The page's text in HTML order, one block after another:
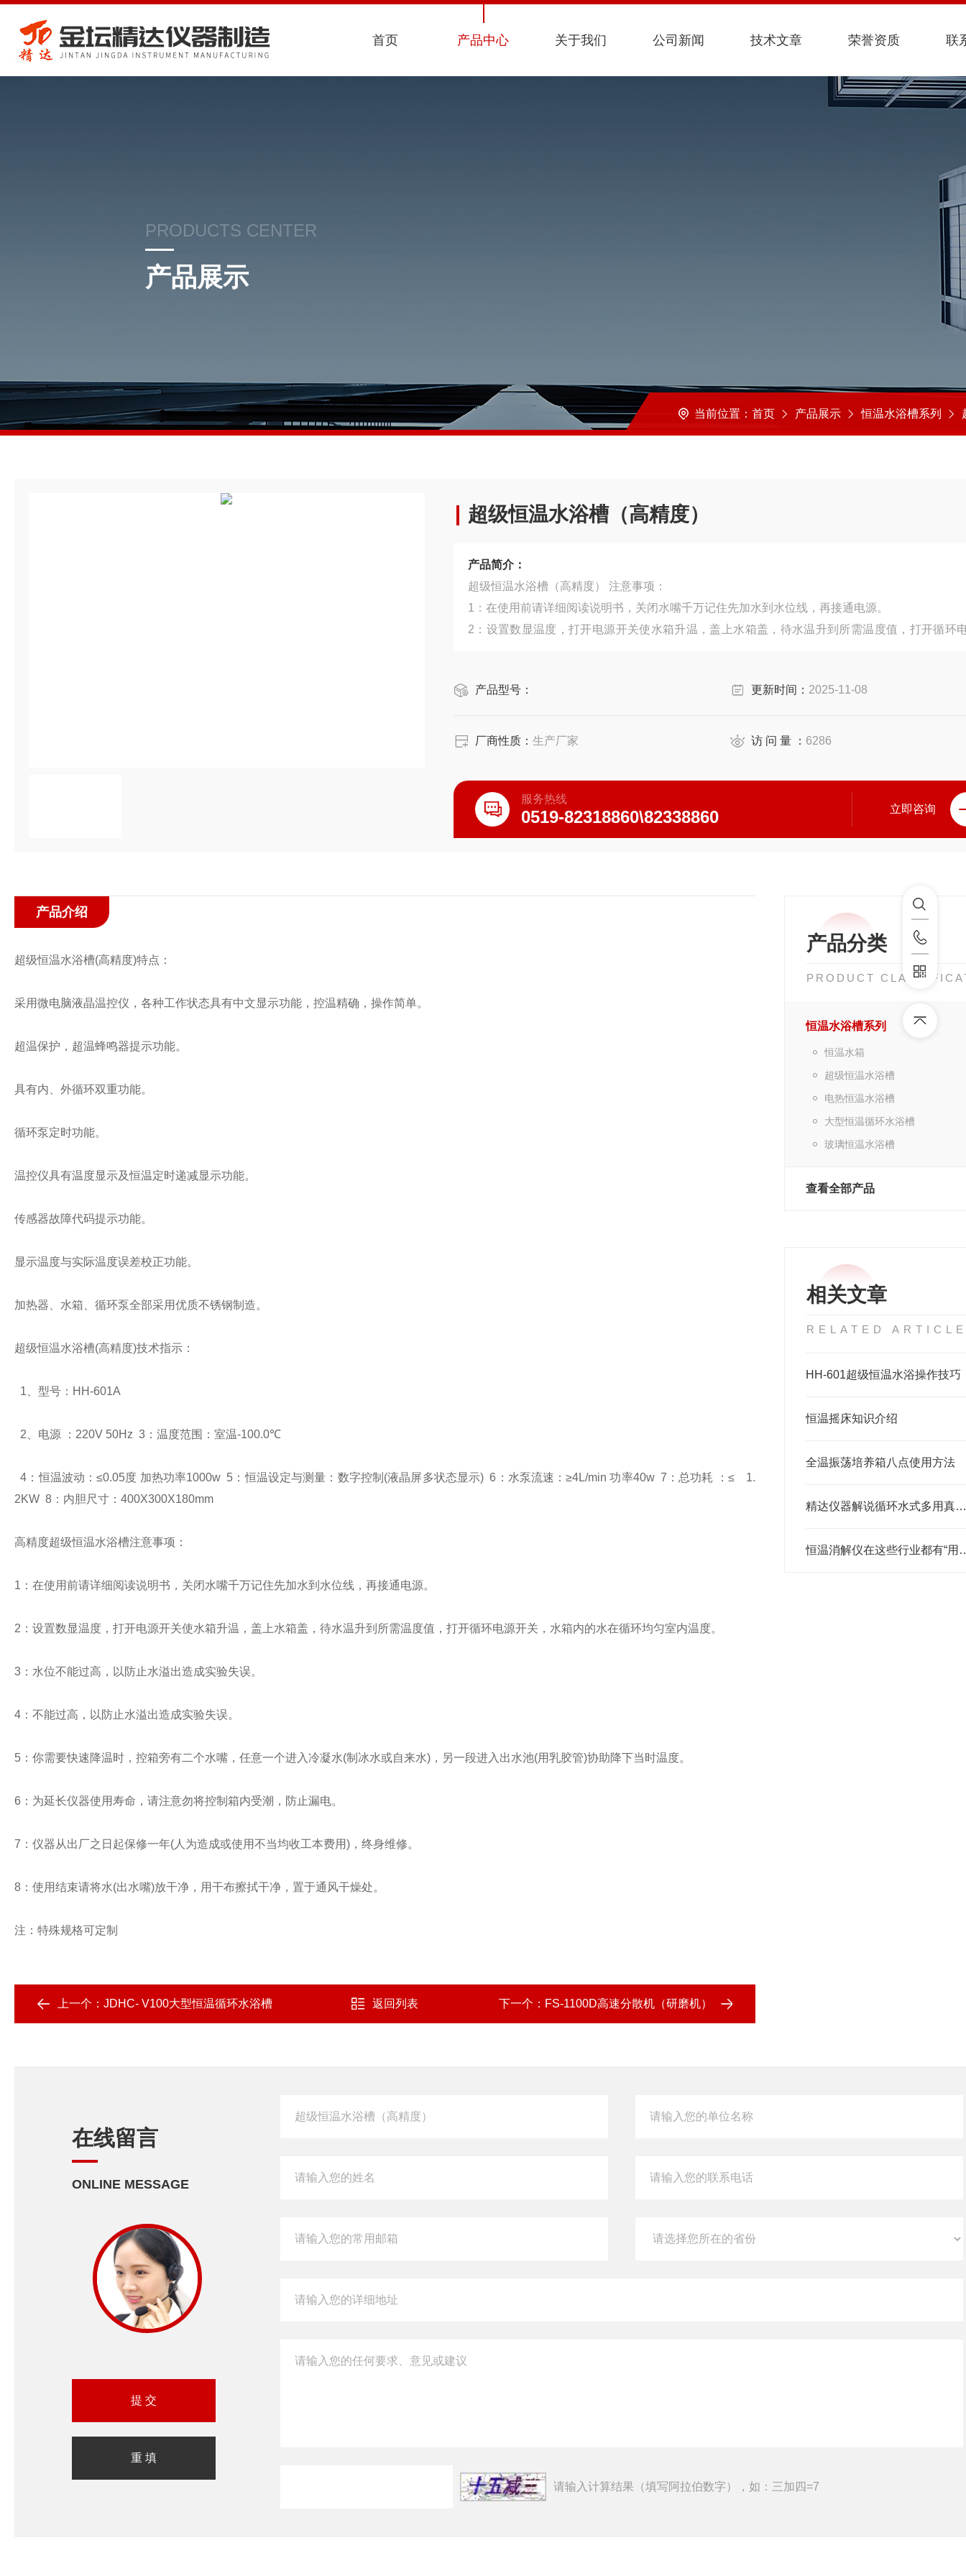
首页 产品中心 关于我们 公司新闻 技术文章 荣誉资质 联
PRODUCTS CENTER
产品展示
当前位置： 首页 产品展示 恒温水浴槽系列 超
超级恒温水浴槽（高精度）
产品简介：
超级恒温水浴槽（高精度） 注意事项：
1：在使用前请详细阅读说明书，关闭水嘴千万记住先加水到水位线，再接通电源。
2：设置数显温度，打开电源开关使水箱升温，盖上水箱盖，待水温升到所需温度值，打开循环
产品型号：
更新时间： 2025-11-08
厂商性质： 生产厂家 访 问 量 ： 6286
服务热线
0519-82318860\82338860 立即咨询
产品分类
PRODUCT
恒温水浴槽系列
恒温水箱
超级恒温水浴槽
电热恒温水浴槽
大型恒温循环水浴槽
玻璃恒温水浴槽
查看全部产品
相关文章
RELATED
HH-601超级恒温水浴操作技巧
恒温摇床知识介绍
全温振荡培养箱八点使用方法
精达仪器解说循环水式多用真空泵整机与泵头材质问题
恒温消解仪在
产品介绍
超级恒温水浴槽(高精度)特点：
采用微电脑液晶温控仪，各种工作状态具有中文显示功能，控温精确，操作简单。
超温保护，超温蜂鸣器提示功能。
具有内、外循环双重功能。
循环泵定时功能。
温控仪具有温度显示及恒温定时递减显示功能。
传感器故障代码提示功能。
显示温度与实际温度误差校正功能。
加热器、水箱、循环泵全部采用优质不锈钢制造。
超级恒温水浴槽(高精度)技术指示：
1 、型号： HH-601A
2 、电源 ： 220V 50Hz 3 ：温度范围：室温-100.0℃
4 ：恒温波动：≤0.05度 加热功率1000w 5 ：恒温设定与测量：数字控制 (液晶屏多状态显示) 6 ：水泵流速：≥4L/min功率40w7 ：总功耗 ：≤ 1.
2KW 8 ：内胆尺寸： 400X300X180mm
高精度超级恒温水浴槽注意事项：
1 ：在使用前请详细阅读说明书，关闭水嘴千万记住先加水到水位线，再接通电源。
2 ：设置数显温度，打开电源开关使水箱升温，盖上水箱盖，待水温升到所需温度值，打开循环电源开关，水箱内的水在循环均匀室内温度。
3 ：水位不能过高，以防止水溢出造成实验失误。
4 ：不能过高，以防止水溢出造成实验失误。
5 ：你需要快速降温时，控箱旁有二个水嘴，任意一个进入冷凝水(制冰水或自来水) ，另一段进入出水池(用乳胶管)协助降下当时温度。
6 ：为延长仪器使用寿命，请注意勿将控制箱内受潮，防止漏电。
7 ：仪器从出厂之日起保修一年( 人为造成或使用不当均收工本费用) ，终身维修。
8 ：使用结束请将水(出水嘴)放干净，用干布擦拭干净，置于通风干燥处。
注：特殊规格可定制
上一个： JDHC- V100大型恒温循环水浴槽 返回列表 下一个： FS-1100D高速分散机（研磨机）
在线留言
ONLINE MESSAGE
请输入计算结果（填写阿拉伯数字），如：三加四=7